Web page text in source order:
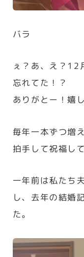
バラ
ぇ？あ、え？
忘れてた！？
ありがとー！嬉
毎年一本ずつ増
拍手して祝福し
一年前は私たち
し、去年の結婚
た。